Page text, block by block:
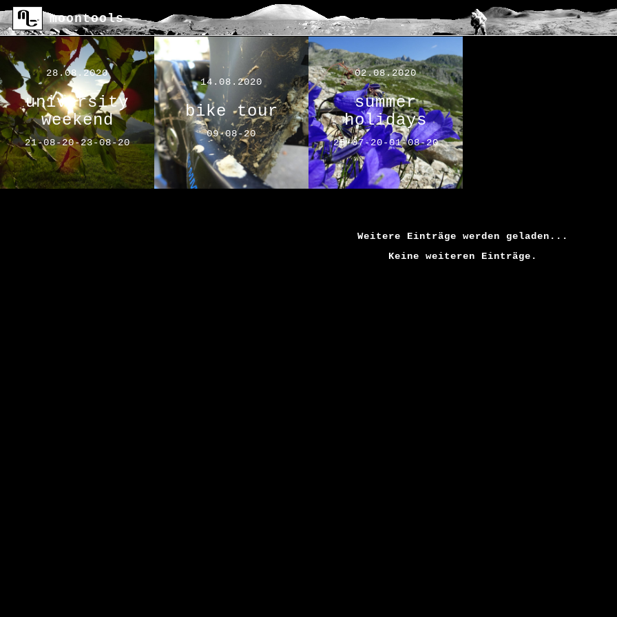
moontools
28.08.2020
university
weekend
21-08-20-23-08-20
14.08.2020
bike tour
09-08-20
02.08.2020
summer
holidays
25-07-20-01-08-20
Weitere Einträge werden geladen...
Keine weiteren Einträge.